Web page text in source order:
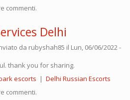
commenti.
Delhi
da rubyshah85 il Lun, 06/06/2022 -
thank you for sharing.
escorts | Delhi Russian Escorts
commenti.